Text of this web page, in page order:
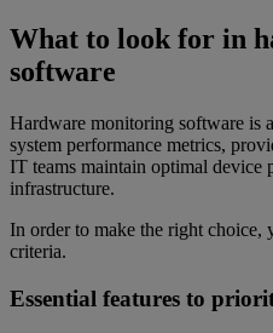
What to look for in
software
Hardware monitoring software is
system performance metrics,
IT teams maintain optimal device
infrastructure.
In order to make the right choice,
criteria.
Essential features to